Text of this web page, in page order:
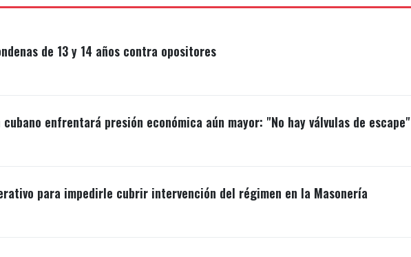
de 13 y 14 años contra opositores
enfrentará presión económica aún mayor: "No hay válvulas de escape"
para impedirle cubrir intervención del régimen en la Masonería